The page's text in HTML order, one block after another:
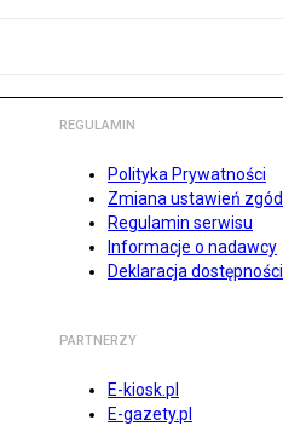
REGULAMIN
Polityka Prywatności
Zmiana ustawień zgód
Regulamin serwisu
Informacje o nadawcy
Deklaracja dostępności
PARTNERZY
E-kiosk.pl
E-gazety.pl